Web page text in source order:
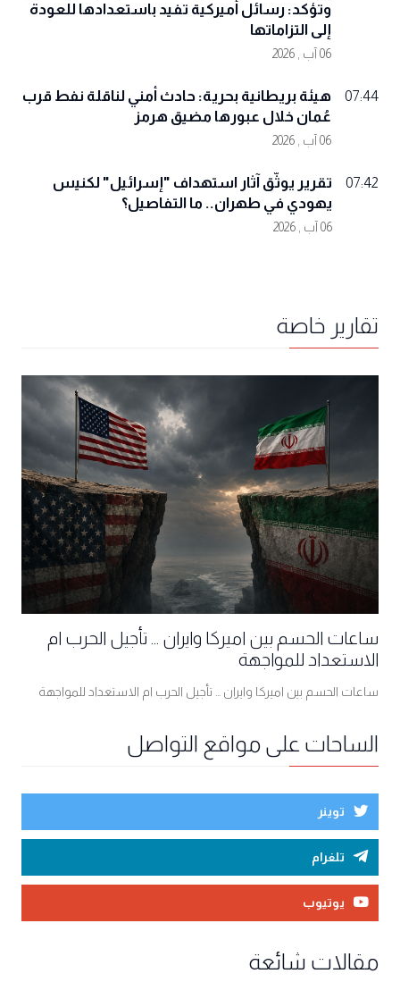
وتؤكد: رسائل أميركية تفيد باستعدادها للعودة
إلى التزاماتها
06 آب , 2026
07:44
هيئة بريطانية بحرية: حادث أمني لناقلة نفط قرب
عُمان خلال عبورها مضيق هرمز
06 آب , 2026
07:42
تقرير يوثّق آثار استهداف "إسرائيل" لكنيس
يهودي في طهران.. ما التفاصيل؟
06 آب , 2026
تقارير خاصة
ساعات الحسم بين اميركا وايران ... تأجيل الحرب ام
الاستعداد للمواجهة
ساعات الحسم بين اميركا وايران ... تأجيل الحرب ام الاستعداد للمواجهة
الساحات على مواقع التواصل
توينر
تلغرام
يوتيوب
مقالات شائعة